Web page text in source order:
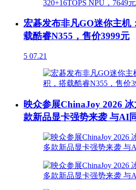
宏碁发布非凡GO迷你主机
载酷睿N355，售价3999元
5 07.21
映众参展ChinaJoy 2026
款新品显卡强势来袭 与AI